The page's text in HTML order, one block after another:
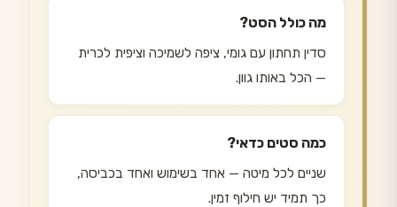
מה כולל הסט?
סדין תחתון עם גומי, ציפה לשמיכה וציפית לכרית
— הכל באותו גוון.
כמה סטים כדאי?
שניים לכל מיטה — אחד בשימוש ואחד בכביסה,
כך תמיד יש חילוף זמין.